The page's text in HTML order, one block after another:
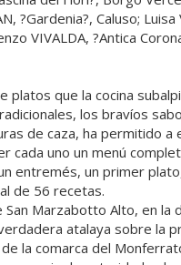
?Gardenia?, Caluso; Luisa
VIVALDA, ?Antica
platos que la cocina
los bravíos
de caza, ha permitido a
cada uno un menú
entremés, un primer
de 56 recetas.
San Marzabotto Alto, en la
atalaya sobre la
la comarca del